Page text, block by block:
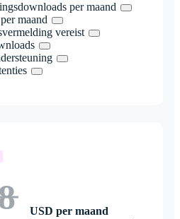
per maand
maand
vereist
USD per maand